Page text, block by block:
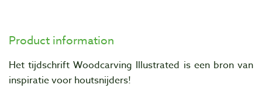
Product information
Het tijdschrift Woodcarving Illustrated is een bron van
inspiratie voor houtsnijders!